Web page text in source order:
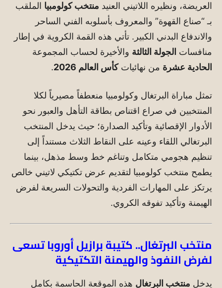
العريضة، ونظيره اللاتيني العنيد منتخب كولومبيا الملقب
بـ “صناع القهوة” والمعروف بأسلوبه الفني الساحر
والاندفاع البدني الكبير. تأتي هذه القمة الكروية في إطار
منافسات الجولة الثالثة والأخيرة لحساب المجموعة
الحادية عشرة من نهائياتكأس العالم 2026 .
تمثل مباراة البرتغال وكولومبيا منعطفاً مصيرياً لكلا
المنتخبين في صراع اقتناص بطاقة التأهل والعبور نحو
الأدوار الإقصائية وتأكيد الصدارة؛ حيث يدخل المنتخب
البرتغالي اللقاء وعينه على النقاط الثلاث مستنداً إلى
تنظيم هجومي متكامل وتناغم خط وسط مذهل، بينما
يطمح منتخب كولومبيا لتقديم عرض تكتيكي لاتيني خالص
يرتكز على المهارات الفردية والتحولات السريعة لفرض
الهيمنة وتأكيد تفوقه الكروي.
منتخب البرتغال.. كتيبة برازيل أوروبا تسعى
لفرض النفوذ والهيمنة التكتيكية
يدخل منتخب البرتغال هذه الموقعة الحاسمة بكامل